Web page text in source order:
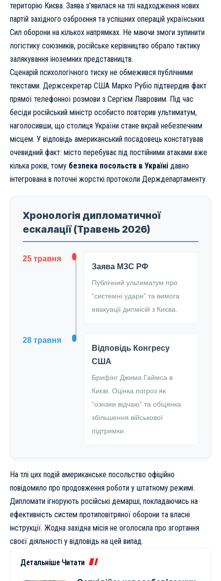
територію Києва. Заява з’явилася на тлі надходження нових
партій західного озброєння та успішних операцій українських
Сил оборони на кількох напрямках. Не маючи змоги зупинити
логістику союзників, російське керівництво обрало тактику
залякування іноземних представництв.
Сценарій психологічного тиску не обмежився публічними
текстами. Держсекретар США Марко Рубіо підтвердив факт
прямої телефонної розмови з Сергієм Лавровим. Під час
бесіди російський міністр особисто повторив ультиматум,
наголосивши, що столиця України стане вкрай небезпечним
місцем. У відповідь американський посадовець констатував
очевидний факт: місто перебуває під постійними атаками вже
кілька років, тому безпека посольств в Україні давно
інтегрована в поточні жорсткі протоколи Держдепартаменту.
Хронологія дипломатичної
ескалації (Травень 2026)
25 травня
Заява МЗС РФ
Публічний ультиматум про
“системні удари” та вимога
евакуації дипмісій з Києва.
28 травня
Відповідь Конгресу
США
Брифінг Джима Гаймса в
Києві. Оцінка погроз як
“ознаки відчаю” та обіцянка
збільшення військової
підтримки.
На тлі цих подій американське посольство офіційно
повідомило про продовження роботи у штатному режимі.
Дипломати ігнорують російські демарші, покладаючись на
ефективність систем протиповітряної оборони та власні
інструкції. Жодна західна місія не оголосила про згортання
своєї діяльності у відповідь на цей випад.
Детальніше Читати